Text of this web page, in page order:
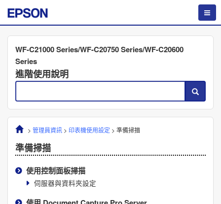
WF-C21000 Series/WF-C20750 Series/WF-C20600
Series
進階使用說明
> 管理員資訊> 印表機使用設定 > 準備掃描
準備掃描
使用控制面板掃描
伺服器與資料夾設定